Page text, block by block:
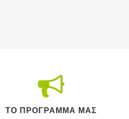
ΤΟ ΠΡΌΓΡΑΜΜΑ ΜΑΣ